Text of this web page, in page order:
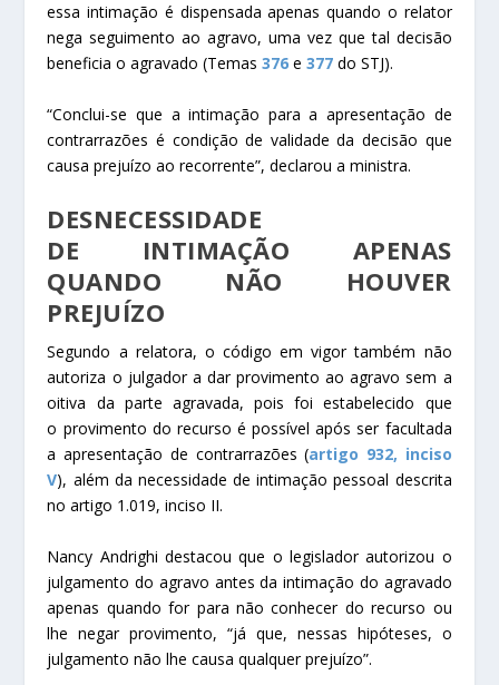
essaintimação é dispensada apenas quando o relator
nega seguimento aoagravo, uma vez que tal decisão
beneficia o agravado (Temas376 e377 do STJ).
“Conclui-se que aintimação para a apresentação de
contrarrazões é condição de validade da decisão que
causa prejuízo ao recorrente”, declarou a ministra.
DESNECESSIDADE
DE INTIMAÇÃO APENAS
QUANDO NÃO HOUVER
PREJUÍZO
Segundo a relatora, o código em vigor também não
autoriza o julgador a darprovimento aoagravo sem a
oitiva da parte agravada, pois foi estabelecido que
o provimento do recurso é possível após ser facultada
a apresentação de contrarrazões (artigo 932, inciso
V), além da necessidade deintimação pessoal descrita
no artigo 1.019, inciso II.
Nancy Andrighi destacou que o legislador autorizou o
julgamento do agravo antes daintimação do agravado
apenas quando for para não conhecer do recurso ou
lhe negarprovimento, “já que, nessas hipóteses, o
julgamento não lhe causa qualquer prejuízo”.